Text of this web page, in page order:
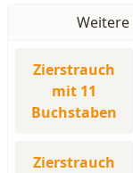
Zierstrauch
mit 11
Buchstaben
Zierstrauch